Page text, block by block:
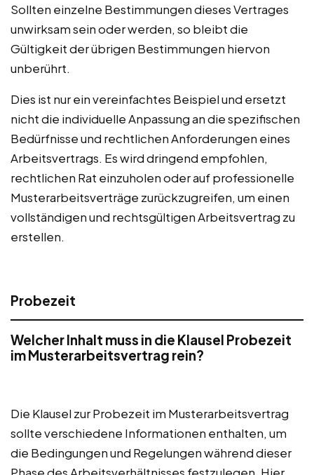
Sollten einzelne Bestimmungen dieses Vertrages
unwirksam sein oder werden, so bleibt die
Gültigkeit der übrigen Bestimmungen hiervon
unberührt.
Dies ist nur ein vereinfachtes Beispiel und ersetzt
nicht die individuelle Anpassung an die spezifischen
Bedürfnisse und rechtlichen Anforderungen eines
Arbeitsvertrags. Es wird dringend empfohlen,
rechtlichen Rat einzuholen oder auf professionelle
Musterarbeitsverträge zurückzugreifen, um einen
vollständigen und rechtsgültigen Arbeitsvertrag zu
erstellen.
Probezeit
Welcher Inhalt muss in die Klausel Probezeit
im Musterarbeitsvertrag rein?
Die Klausel zur Probezeit im Musterarbeitsvertrag
sollte verschiedene Informationen enthalten, um
die Bedingungen und Regelungen während dieser